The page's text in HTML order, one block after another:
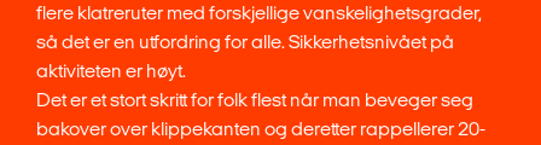
flere klatreruter med forskjellige vanskelighetsgrader,
så det er en utfordring for alle. Sikkerhetsnivået på
aktiviteten er høyt.
Det er et stort skritt for folk flest når man beveger seg
bakover over klippekanten og deretter rappellerer 20-